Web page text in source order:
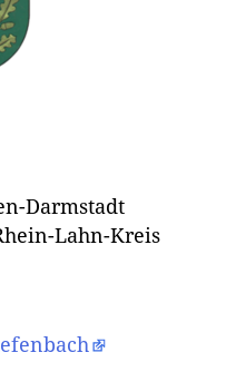
Darmstadt
Lahn-Kreis